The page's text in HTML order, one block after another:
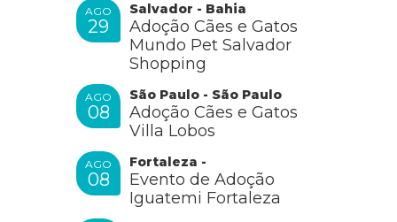
AGO
29
Salvador - Bahia
Adoção Cães e Gatos
Mundo Pet Salvador
Shopping
AGO
08
São Paulo - São Paulo
Adoção Cães e Gatos
Villa Lobos
AGO
08
Fortaleza -
Evento de Adoção
Iguatemi Fortaleza